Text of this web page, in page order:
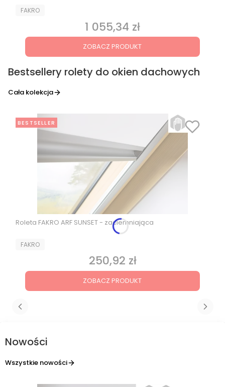
PRODUCENT
FAKRO
Cena
1 055,34 zł
ZOBACZ PRODUKT
Bestsellery rolety do okien dachowych
Cała kolekcja
BESTSELLER
Roleta FAKRO ARF SUNSET - zaciemniająca
PRODUCENT
FAKRO
Cena
250,92 zł
ZOBACZ PRODUKT
Nowości
Wszystkie nowości